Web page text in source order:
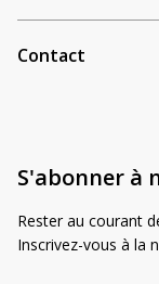
Contact
S'abonner à
Rester au courant
Inscrivez-vous à la